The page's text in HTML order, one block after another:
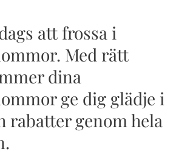
att frossa i
Med rätt
dina
ge dig glädje i
rabatter genom hela